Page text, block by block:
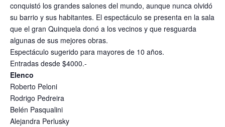
conquistó los grandes salones del mundo, aunque nunca olvidó
su barrio y sus habitantes. El espectáculo se presenta en la sala
que el gran Quinquela donó a los vecinos y que resguarda
algunas de sus mejores obras.
Espectáculo sugerido para mayores de 10 años.
Entradas desde $4000.-
Elenco
Roberto Peloni
Rodrigo Pedreira
Belén Pasqualini
Alejandra Perlusky